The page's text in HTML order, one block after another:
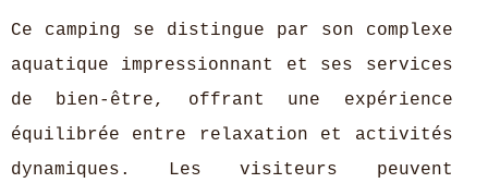
Ce camping se distingue par son complexe
aquatique impressionnant et ses services
de bien-être, offrant une expérience
équilibrée entre relaxation et activités
dynamiques. Les visiteurs peuvent